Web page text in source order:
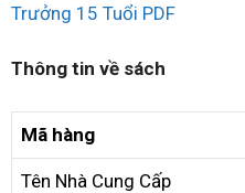
Trưởng 15 Tuổi PDF
Thông tin về sách
Mã hàng
Tên Nhà Cung Cấp